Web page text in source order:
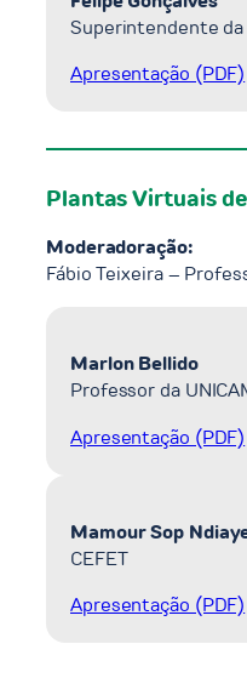
Superintendente
Apresentação (PDF)
Plantas Virtuais
Moderadoração:
Fábio Teixeira –
Marlon Bellido
Professor da
Apresentação (PDF)
Mamour Sop
CEFET
Apresentação (PDF)